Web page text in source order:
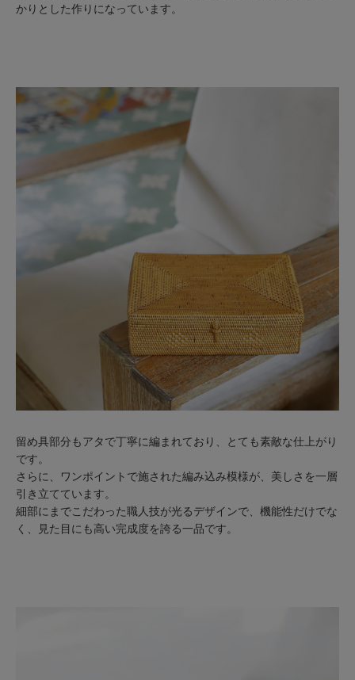
かりとした作りになっています。
留め具部分もアタで丁寧に編まれており、とても素敵な仕上がり
です。
さらに、ワンポイントで施された編み込み模様が、美しさを一層
引き立てています。
細部にまでこだわった職人技が光るデザインで、機能性だけでな
く、見た目にも高い完成度を誇る一品です。